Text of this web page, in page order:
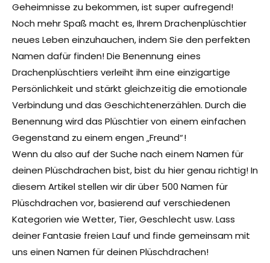
Namen von Plüschdrachen basierend auf der Farbe
Namen von Plüschdrachen basierend auf Pflanzen
Plüschdrachennamen basierend auf der Jahreszeit
Namen von Plüschdrachen basierend auf Tieren
Namen von Plüschdrachen basierend auf Essen oder
Trinken
Namen von Plüschdrachen nach Geschlecht
Namen von Plüschdrachen basierend auf künstlerischen
Drachenplüschnamen basierend auf dem Festival
Namen von Plüschdrachen basierend auf dem Wetter
Zusammenfassung
Geheimnisse zu bekommen, ist super aufregend!
Noch mehr Spaß macht es, Ihrem Drachenplüschtier
neues Leben einzuhauchen, indem Sie den perfekten
Namen dafür finden! Die Benennung eines
Drachenplüschtiers verleiht ihm eine einzigartige
Persönlichkeit und stärkt gleichzeitig die emotionale
Verbindung und das Geschichtenerzählen. Durch die
Benennung wird das Plüschtier von einem einfachen
Gegenstand zu einem engen „Freund“!
Wenn du also auf der Suche nach einem Namen für
deinen Plüschdrachen bist, bist du hier genau richtig! In
diesem Artikel stellen wir dir über 500 Namen für
Plüschdrachen vor, basierend auf verschiedenen
Kategorien wie Wetter, Tier, Geschlecht usw. Lass
deiner Fantasie freien Lauf und finde gemeinsam mit
uns einen Namen für deinen Plüschdrachen!